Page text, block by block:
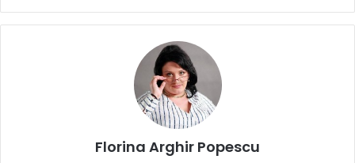
Florina Arghir Popescu